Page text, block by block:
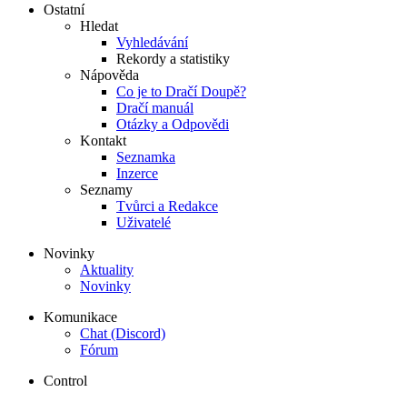
Ostatní
Hledat
Vyhledávání
Rekordy a statistiky
Nápověda
Co je to Dračí Doupě?
Dračí manuál
Otázky a Odpovědi
Kontakt
Seznamka
Inzerce
Seznamy
Tvůrci a Redakce
Uživatelé
Novinky
Aktuality
Novinky
Komunikace
Chat (Discord)
Fórum
Control